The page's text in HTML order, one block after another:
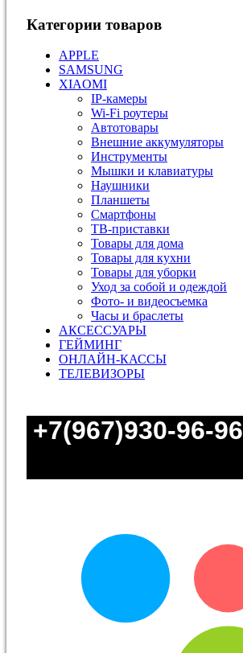
Категории товаров
APPLE
SAMSUNG
XIAOMI
IP-камеры
Wi-Fi роутеры
Автотовары
Внешние аккумуляторы
Инструменты
Мышки и клавиатуры
Наушники
Планшеты
Смартфоны
ТВ-приставки
Товары для дома
Товары для кухни
Товары для уборки
Уход за собой и одеждой
Фото- и видеосъемка
Часы и браслеты
АКСЕССУАРЫ
ГЕЙМИНГ
ОНЛАЙН-КАССЫ
ТЕЛЕВИЗОРЫ
+7(967)930-96-96